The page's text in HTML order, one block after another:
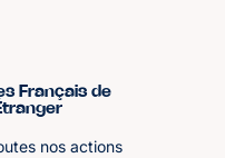
Français de
nos actions